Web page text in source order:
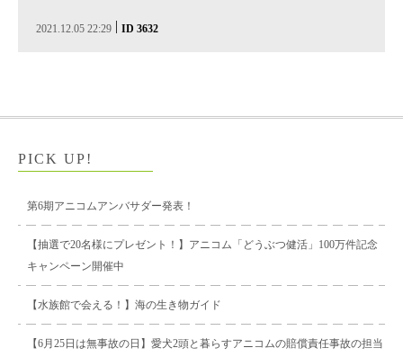
2021.12.05 22:29 | ID 3632
PICK UP!
第6期アニコムアンバサダー発表！
【抽選で20名様にプレゼント！】アニコム「どうぶつ健活」100万件記念
キャンペーン開催中
【水族館で会える！】海の生き物ガイド
【6月25日は無事故の日】愛犬2頭と暮らすアニコムの賠償責任事故の担当